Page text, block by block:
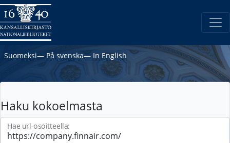
Suomeksi― På svenska― In English
Haku kokoelmasta
Hae url-osoitteella: